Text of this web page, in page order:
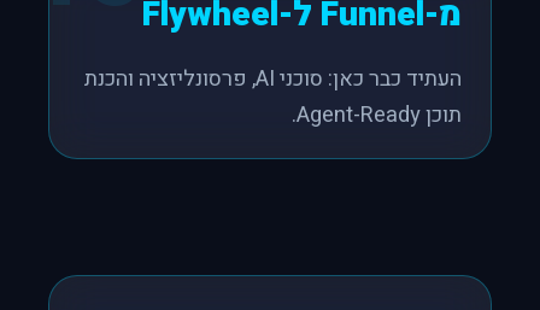
מ-Funnel ל-Flywheel
העתיד כבר כאן: סוכני AI, פרסונליזציה והכנת
תוכן Agent-Ready.